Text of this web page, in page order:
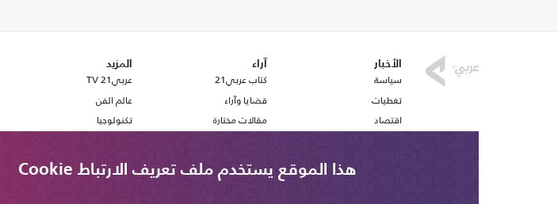
الأخبار
سياسة
تغطيات
اقتصاد
آراء
كتاب عربي21
قضايا وآراء
مقالات مختارة
استطلاع رأي
المزيد
عربي21 TV
عالم الفن
تكنولوجيا
هذا الموقع يستخدم ملف تعريف الارتباط Cookie